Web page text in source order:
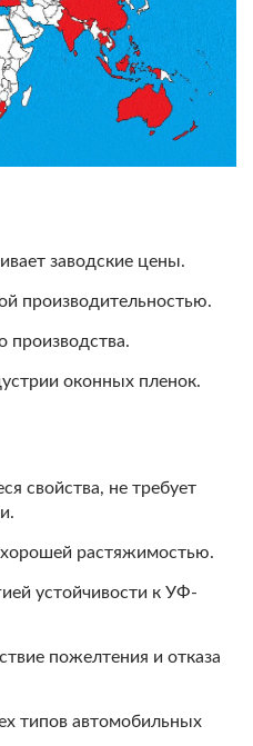
заводские цены.
производительностью.
производства.
оконных пленок.
свойства, не требует
хорошей растяжимостью.
устойчивости к УФ-
пожелтения и отказа
типов автомобильных